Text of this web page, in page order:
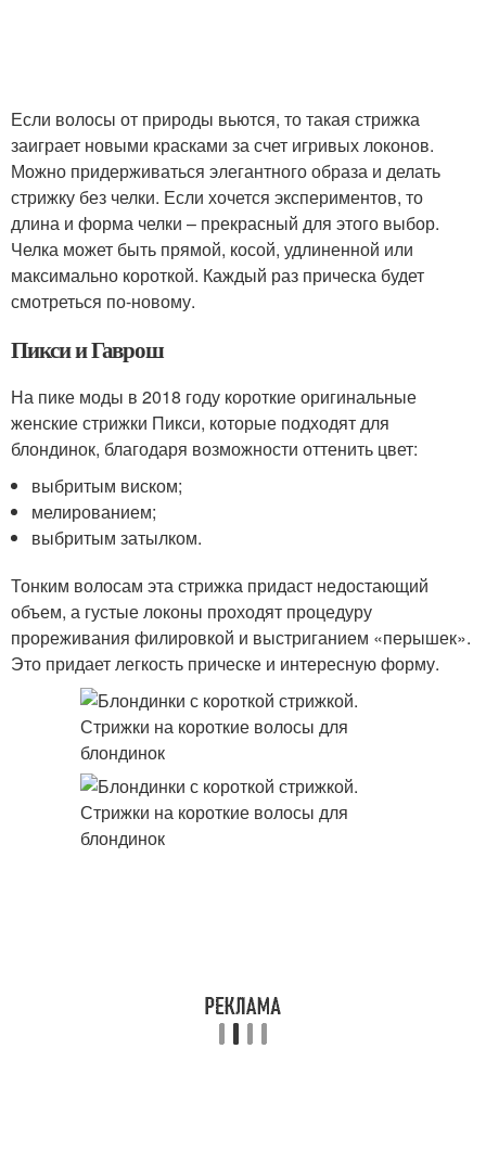
Если волосы от природы вьются, то такая стрижка
заиграет новыми красками за счет игривых локонов.
Можно придерживаться элегантного образа и делать
стрижку без челки. Если хочется экспериментов, то
длина и форма челки – прекрасный для этого выбор.
Челка может быть прямой, косой, удлиненной или
максимально короткой. Каждый раз прическа будет
смотреться по-новому.
Пикси и Гаврош
На пике моды в 2018 году короткие оригинальные
женские стрижки Пикси, которые подходят для
блондинок, благодаря возможности оттенить цвет:
выбритым виском;
мелированием;
выбритым затылком.
Тонким волосам эта стрижка придаст недостающий
объем, а густые локоны проходят процедуру
прореживания филировкой и выстриганием «перышек».
Это придает легкость прическе и интересную форму.